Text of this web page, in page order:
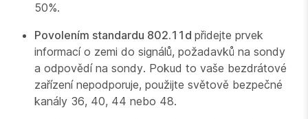
50%.
Povolením standardu 802.11d přidejte prvek
informací o zemi do signálů, požadavků na sondy
a odpovědí na sondy. Pokud to vaše bezdrátové
zařízení nepodporuje, použijte světově bezpečné
kanály 36, 40, 44 nebo 48.